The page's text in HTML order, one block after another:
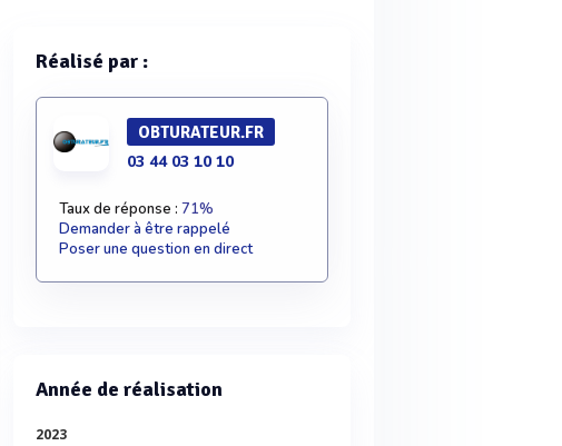
Réalisé par :
OBTURATEUR.FR
03 44 03 10 10
Taux de réponse : 71%
Demander à être rappelé
Poser une question en direct
Année de réalisation
2023